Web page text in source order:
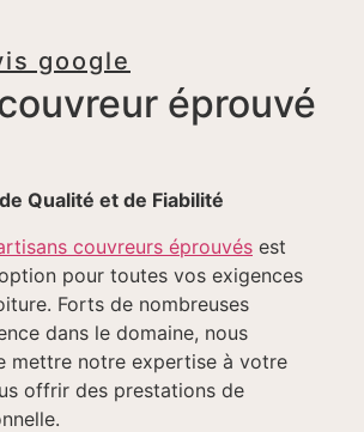
google
éprouvé
Qualité et de Fiabilité
couvreurs éprouvés est
pour toutes vos exigences
Forts de nombreuses
dans le domaine, nous
mettre notre expertise à votre
offrir des prestations de